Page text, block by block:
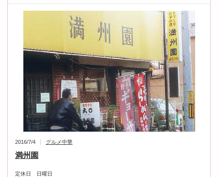
2016/7/4 グルメ中華
満州園
定休日 日曜日